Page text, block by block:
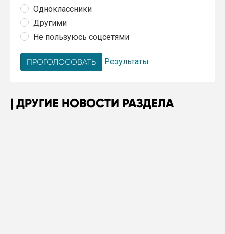
Одноклассники
Другими
Не пользуюсь соцсетями
Результаты
ДРУГИЕ НОВОСТИ РАЗДЕЛА